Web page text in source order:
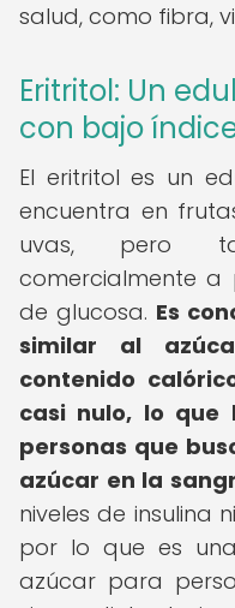
salud, como fibra,
Eritritol: Un
con bajo
El eritritol es un
encuentra en
uvas, pero
comercialmente
de glucosa. Es
similar al
contenido
casi nulo, lo que
personas que
azúcar en la
niveles de insulina
por lo que es
azúcar para